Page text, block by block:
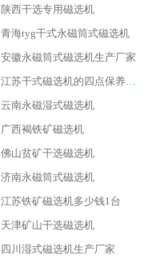
陕西干选专用磁选机
青海tyg干式永磁筒式磁选机
安徽永磁筒式磁选机生产厂家
江苏干式磁选机的四点保养秘籍
云南永磁湿式磁选机
广西褐铁矿磁选机
佛山贫矿干选磁选机
济南永磁筒式磁选机
江苏铁矿磁选机多少钱1台
天津矿山干选磁选机
四川湿式磁选机生产厂家